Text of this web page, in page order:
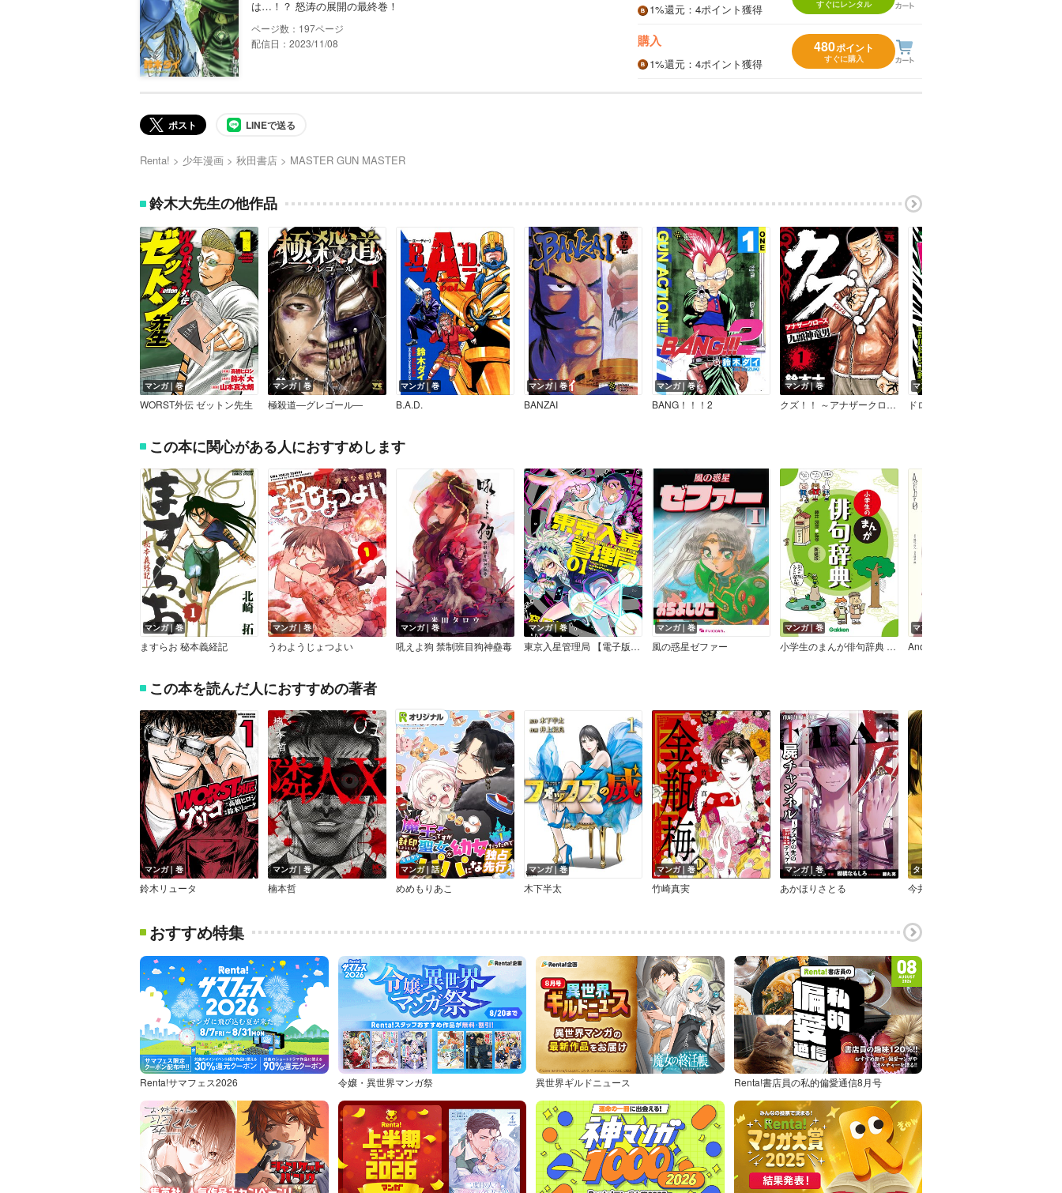
は…！？ 怒涛の展開の最終巻！
197
配信日：2023/11/08
1%還元 ：4ポイント獲得 すぐにレンタル
購入
1%還元 ：4ポイント獲得
480ポイント
すぐに購入
ポスト LINEで送る
Renta! 少年漫画 秋田書店 MASTER GUN MASTER
鈴木大先生の他作品
マンガ｜巻
WORST外伝 ゼットン先生
マンガ｜巻
極殺道―グレゴール―
マンガ｜巻
B.A.D.
マンガ｜巻
BANZAI
マンガ｜巻
BANG！！！2
マンガ｜巻
クズ！！ ～アナザークローズ九頭神竜男～
マンガ｜巻
ドロップOG
この本に関心がある人におすすめします
マンガ｜巻
ますらお 秘本義経記
マンガ｜巻
うわようじょつよい
マンガ｜巻
吼えよ狗 禁制班目狗神蠱毒
マンガ｜巻
東京入星管理局 【電子版限定特典付き】
マンガ｜巻
風の惑星ゼファー
マンガ｜巻
小学生のまんが俳句辞典 新装版
マンガ｜巻
Another 0
この本を読んだ人におすすめの著者
マンガ｜巻
鈴木リュータ
マンガ｜巻
楠本哲
マンガ｜話
めめもりあこ
マンガ｜巻
木下半太
マンガ｜巻
竹崎真実
マンガ｜巻
あかほりさとる
タテコミ｜話
今井大輔
おすすめ特集
Renta!サマフェス2026 令嬢・異世界マンガ祭 異世界ギルドニュース Renta!書店員の私的偏愛通信8月号